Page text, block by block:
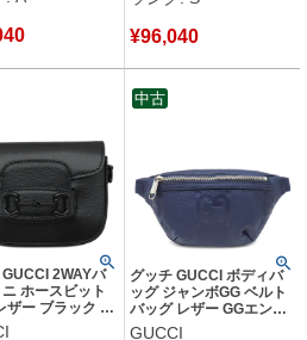
¥96,040
2WAYバ
ニ ホースビット
ザー ブラック ゴ
具 黒 ショルダ
グッチ GUCCI ボディバ
ッグ ジャンボGG ベルト
バッグ レザー GGエンボ
スレザー ネイビー シルバ
GUCCI
中古